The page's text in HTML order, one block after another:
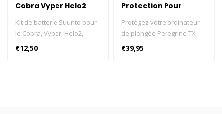
Cobra Vyper Helo2
Kit de batterie Suunto pour
le Cobra, Vyper, Helo2,
Vyper Air et Zoop.
€12,50
Protection Pour
Protégez votre ordinateur
de plongée Peregrine TX
grâce à cet étui de
protection en silicone de
€39,95